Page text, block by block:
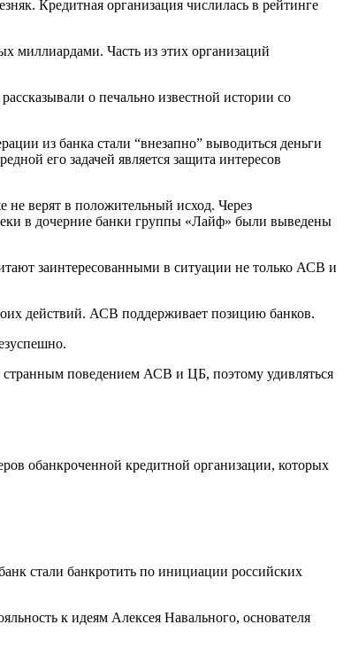
Кредитная организация числилась в рейтинге
миллиардами. Часть из этих организаций
о печально известной истории со
из банка стали “внезапно” выводиться деньги
его задачей является защита интересов
верят в положительный исход. Через
в дочерние банки группы «Лайф» были выведены
заинтересованными в ситуации не только АСВ и
действий. АСВ поддерживает позицию банков.
странным поведением АСВ и ЦБ, поэтому удивляться
обанкроченной кредитной организации, которых
стали банкротить по инициации российских
к идеям Алексея Навального, основателя